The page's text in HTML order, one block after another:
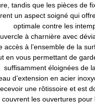
tandis que les pièces de
un aspect soigné qui
optimale contre les
à charnière avec
accès à l’ensemble de la
en vous permettant de
suffisamment éloignées de
d’extension en acier
une rôtissoire et est
couvrent les ouvertures pour